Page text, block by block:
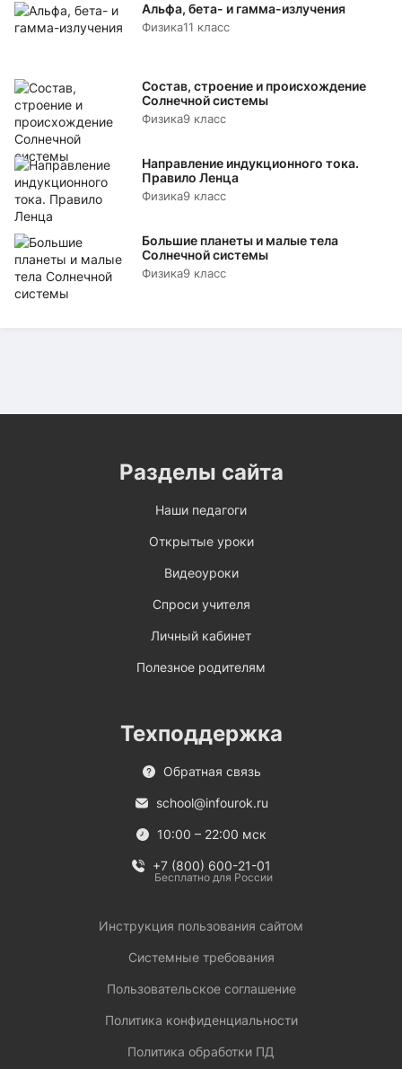
Альфа, бета- и гамма-излучения
Физика11 класс
Состав, строение и происхождение
Солнечной системы
Физика9 класс
Направление индукционного тока.
Правило Ленца
Физика9 класс
Большие планеты и малые тела
Солнечной системы
Физика9 класс
Разделы сайта
Наши педагоги
Открытые уроки
Видеоуроки
Спроси учителя
Личный кабинет
Полезное родителям
Техподдержка
Обратная связь
school@infourok.ru
10:00 – 22:00 мск
+7 (800) 600-21-01
Бесплатно для России
Инструкция пользования сайтом
Системные требования
Пользовательское соглашение
Политика конфиденциальности
Политика обработки ПД